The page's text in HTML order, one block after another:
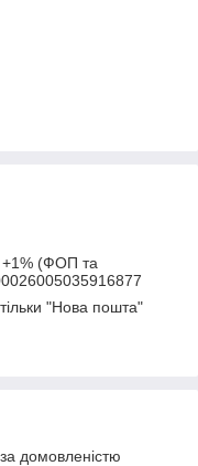
+1% (ФОП та
"Нова пошта"
домовленістю